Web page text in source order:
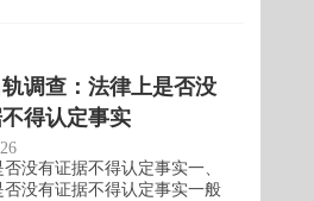
调查：法律上是否没
得认定事实
没有证据不得认定事实一、
否没有证据不得认定事实一般